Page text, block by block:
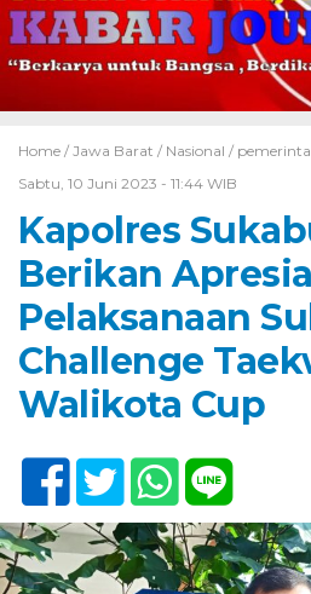
Home / Jawa Barat / Nasional /
Sabtu, 10 Juni 2023 - 11:44 WIB
Kapolres
Berikan
Pelaksanaan
Challenge
Walikota Cup